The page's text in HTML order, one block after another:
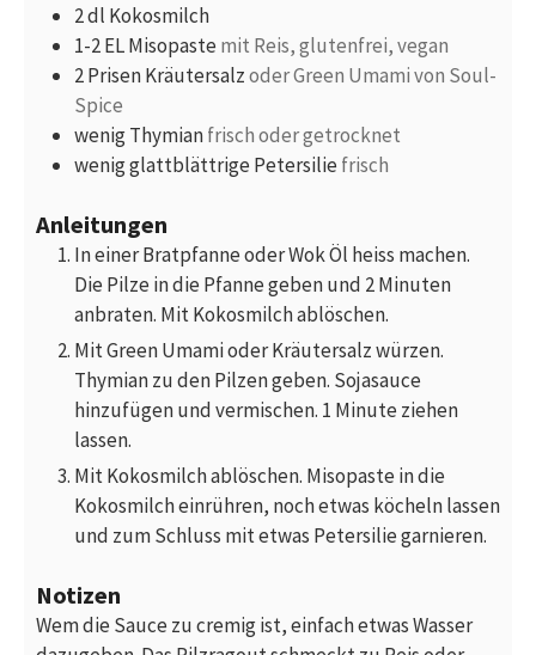
2dl Kokosmilch
1-2ELMisopastemit Reis, glutenfrei, vegan
2PrisenKräutersalzoder Green Umami von Soul-
Spice
wenigThymianfrisch oder getrocknet
wenigglattblättrige Petersiliefrisch
Anleitungen
In einer Bratpfanne oder Wok Öl heiss machen.
Die Pilze in die Pfanne geben und 2 Minuten
anbraten. Mit Kokosmilch ablöschen.
Mit Green Umami oder Kräutersalz würzen.
Thymian zu den Pilzen geben. Sojasauce
hinzufügen und vermischen. 1 Minute ziehen
lassen.
Mit Kokosmilch ablöschen. Misopaste in die
Kokosmilch einrühren, noch etwas köcheln lassen
und zum Schluss mit etwas Petersilie garnieren.
Notizen
Wem die Sauce zu cremig ist, einfach etwas Wasser